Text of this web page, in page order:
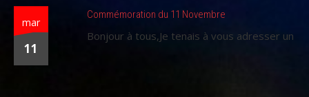
mar
11
Commémoration du 11 Novembre
Bonjour à tous,Je tenais à vous adresser un